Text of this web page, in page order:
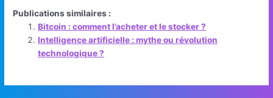
Publications similaires :
Bitcoin : comment l’acheter et le stocker ?
Intelligence artificielle : mythe ou révolution
technologique ?